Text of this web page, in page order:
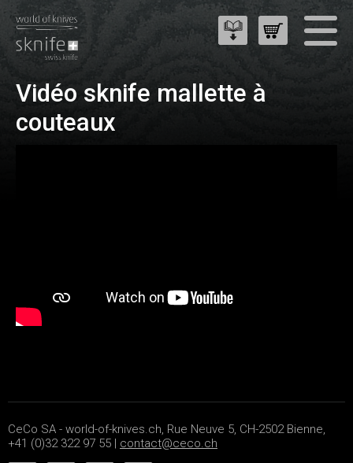
Vidéo sknife mallette à
couteaux
CeCo SA - world-of-knives.ch, Rue Neuve 5, CH-2502 Bienne,
+41 (0)32 322 97 55 | contact@ceco.ch